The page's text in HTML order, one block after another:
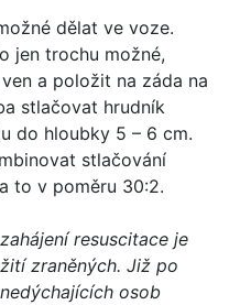
dělat ve voze.
jen trochu možné,
a položit na záda na
stlačovat hrudník
do hloubky 5 – 6 cm.
stlačování
to v poměru 30:2.
resuscitace je
zraněných. Již po
osob